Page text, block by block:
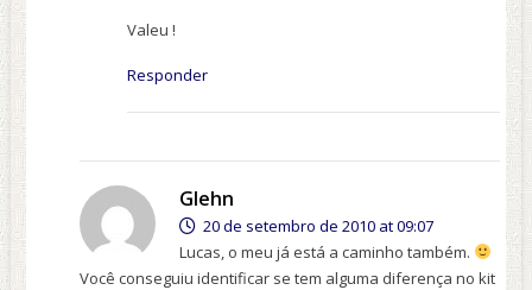
Valeu !
Responder
Glehn
20 de setembro de 2010 at 09:07
Lucas, o meu já está a caminho também.
Você conseguiu identificar se tem alguma diferença no kit